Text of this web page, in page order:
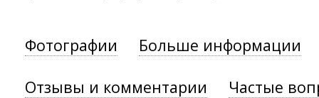
Фотографии Больше информации
Отзывы и комментарии Частые